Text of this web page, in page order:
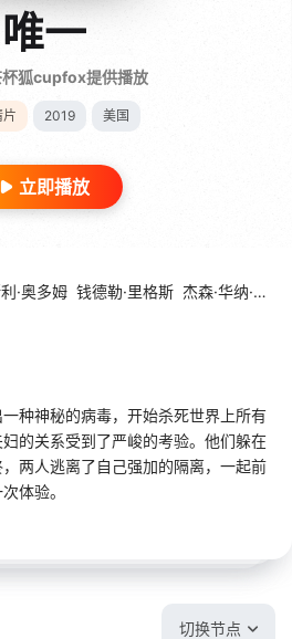
唯一
杯狐cupfox提供播放
片 2019 美国
立即播放
·奥多姆 钱德勒·里格斯 杰森·华纳·史密斯
神秘的病毒，开始杀死世界上所有
的关系受到了严峻的考验。他们躲在
两人逃离了自己强加的隔离，一起前
体验。
切换节点